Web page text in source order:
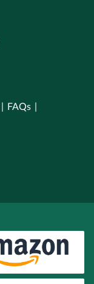
FAQs